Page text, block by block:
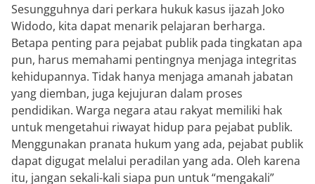
Sesungguhnya dari perkara hukuk kasus ijazah Joko
Widodo, kita dapat menarik pelajaran berharga.
Betapa penting para pejabat publik pada tingkatan apa
pun, harus memahami pentingnya menjaga integritas
kehidupannya. Tidak hanya menjaga amanah jabatan
yang diemban, juga kejujuran dalam proses
pendidikan. Warga negara atau rakyat memiliki hak
untuk mengetahui riwayat hidup para pejabat publik.
Menggunakan pranata hukum yang ada, pejabat publik
dapat digugat melalui peradilan yang ada. Oleh karena
itu, jangan sekali-kali siapa pun untuk “mengakali”